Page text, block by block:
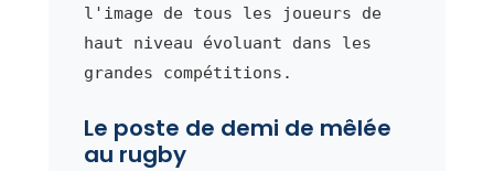
l'image de tous les joueurs de
haut niveau évoluant dans les
grandes compétitions.
Le poste de demi de mêlée
au rugby